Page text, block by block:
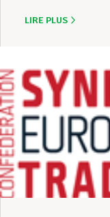
LIRE PLUS